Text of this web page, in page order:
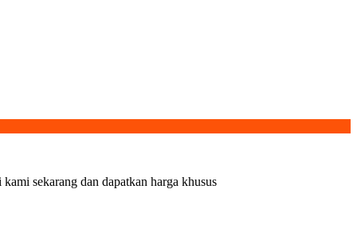
sekarang dan dapatkan harga khusus